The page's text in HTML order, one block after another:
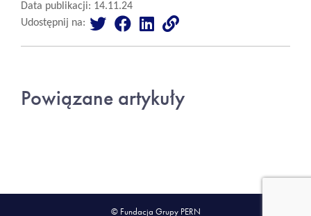
Data publikacji: 14.11.24
Udostępnij na:
Powiązane artykuły
© Fundacja Grupy PERN